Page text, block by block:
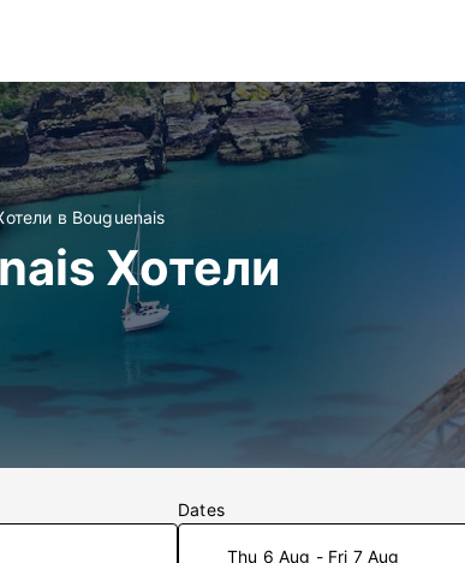
в Bouguenais
Хотели
Dates
Thu 6 Aug - Fri 7 Aug